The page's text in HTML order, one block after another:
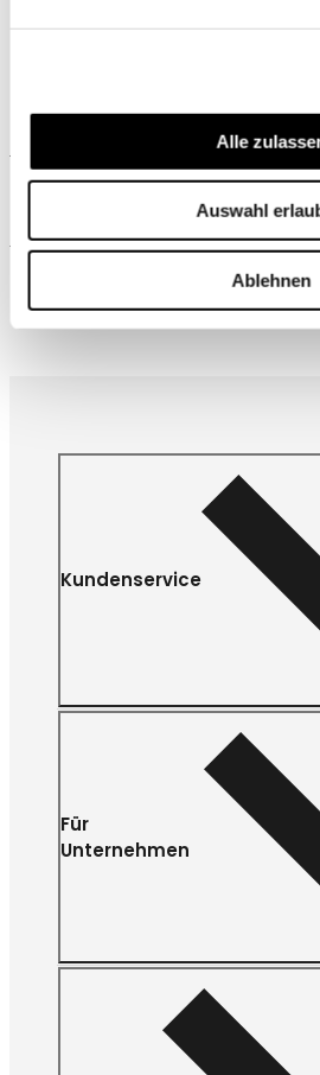
Alle
Auswahl
Ablehnen
Ähnliche Produkte
Wird oft zusammen
Kundenservice
Für
Unternehmen